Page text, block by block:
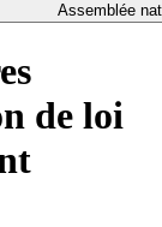
Assemblée
de loi